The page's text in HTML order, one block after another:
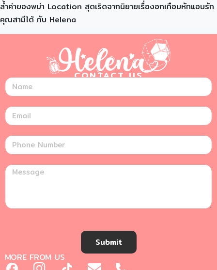
ล้ำค่าของพม่า Location สุดเริดจากนิยายเรื่องอกเกือบหักแอบรัก
คุณสามีได้ กับ Helena
CONTACT US
Submit
MORE FROM US